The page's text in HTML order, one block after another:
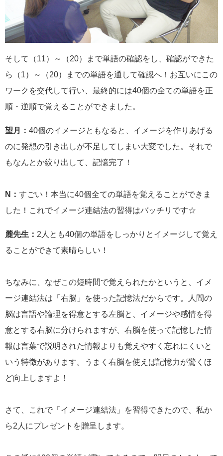
そして（11）～（20）まで単語の確認をし、確認ができた
ら（1）～（20）までの単語を通して確認へ！お互いにこの
ワークを交代して行い、最終的には40個の全ての単語を正
順・逆順で覚えることができました。
望月： 40個のイメージともなると、イメージを作りあげる
のに発想の引き出しが不足してしまい大変でした。それで
もなんとか絞り出して、記憶完了！
N： すごい！本当に40個全ての単語を覚えることができま
した！これでイメージ連結法の習得はバッチリです☆
麓先生： 2人とも40個の単語をしっかりとイメージして覚え
ることができて素晴らしい！
ちなみに、なぜこの短時間で覚えられたかというと、イメ
ージ連結法は「右脳」を使った記憶法だからです。人間の
脳は言語や論理を得意とする左脳と、イメージや感情を得
意とする右脳に分けられますが、右脳を使って記憶した情
報は言葉で説明された情報よりも覚えやすく忘れにくいと
いう特徴があります。うまく右脳を使えば記憶力が驚くほ
ど向上しますよ！
さて、これで「イメージ連結法」を習得できたので、私か
ら2人にプレゼントを贈呈します。